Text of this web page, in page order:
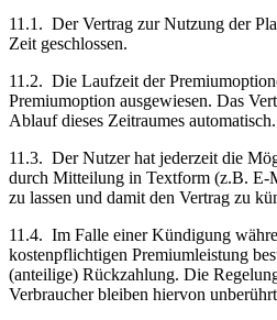
11.1. Der Vertrag zur Nutzung der
Zeit geschlossen.
11.2. Die Laufzeit der
Premiumoption ausgewiesen. Das
Ablauf dieses Zeitraumes automatisch.
11.3. Der Nutzer hat jederzeit die
durch Mitteilung in Textform (z.B. E-
zu lassen und damit den Vertrag zu
11.4. Im Falle einer Kündigung
kostenpflichtigen Premiumleistung
(anteilige) Rückzahlung. Die
Verbraucher bleiben hiervon